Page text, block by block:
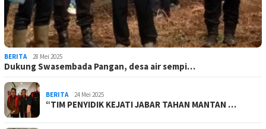
BERITA 28 Mei 2025
Dukung Swasembada Pangan, desa air sempi…
BERITA 24 Mei 2025
“TIM PENYIDIK KEJATI JABAR TAHAN MANTAN …